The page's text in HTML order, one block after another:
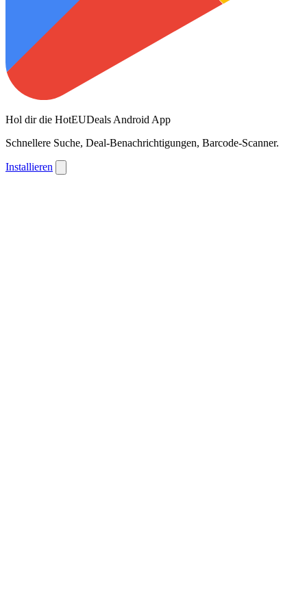
Hol dir die HotEUDeals Android App
Schnellere Suche, Deal-Benachrichtigungen, Barcode-Scanner.
Installieren